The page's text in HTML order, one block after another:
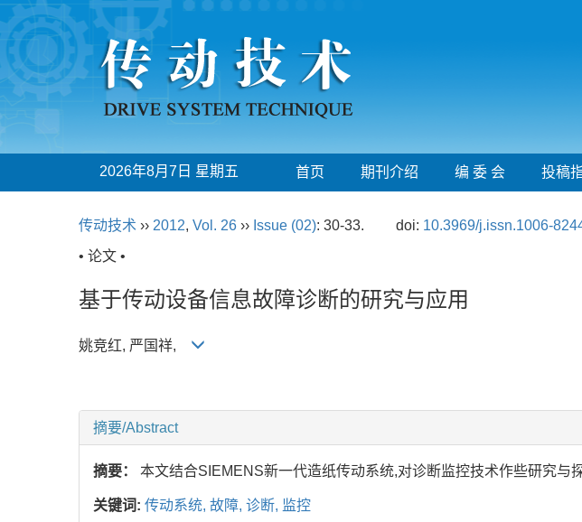
2026年8月7日 星期五 首页 期刊介绍 编 委 会 投稿
传动技术 ›› 2012, Vol. 26 ›› Issue (02): 30-33. doi: 10.3969/j.issn.1006-
• 论文 •
基于传动设备信息故障诊断的研究与应用
姚竞红, 严国祥,
摘要/Abstract
摘要： 本文结合SIEMENS新一代造纸传动系统,对诊断监控技术作些研究与
关键词: 传动系统, 故障, 诊断, 监控